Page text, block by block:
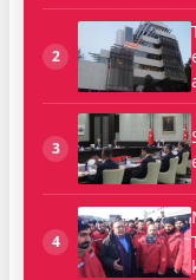
2
3
4